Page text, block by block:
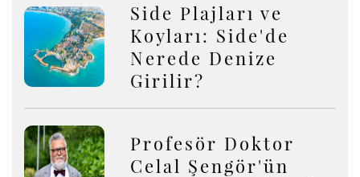
Side Plajları ve
Koyları: Side'de
Nerede Denize
Girilir?
Profesör Doktor
Celal Şengör'ün